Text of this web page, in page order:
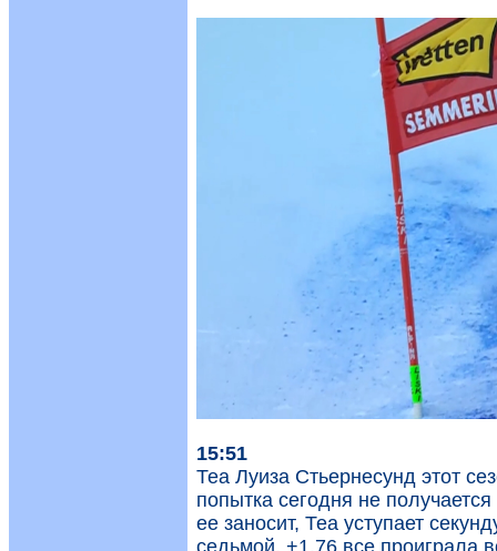
15:51
Теа Луиза Стьернесунд этот
попытка сегодня не
ее заносит, Теа уступает
седьмой, +1.76 все проиграла